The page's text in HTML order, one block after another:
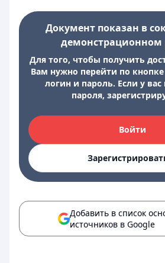
Документ показан в
Для того, чтобы получить
Вам нужно перейти по
логин и пароль. Если у вас
пароля,
Войти
Добавить в список
источников в Google